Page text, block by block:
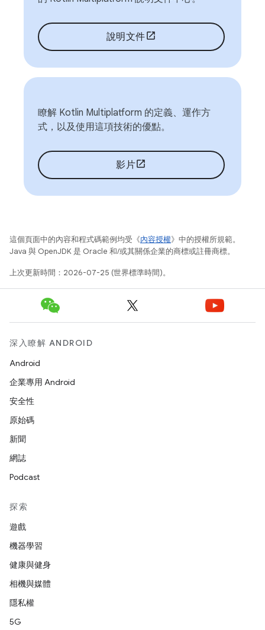
說明文件
瞭解 Kotlin Multiplatform 的定義、運作方
式，以及使用這項技術的優點。
影片
這個頁面中的內容和程式碼範例均受《內容授權》中的授權所規範。
Java 與 OpenJDK 是 Oracle 和/或其關係企業的商標或註冊商標。
上次更新時間：2026-07-25 (世界標準時間)。
深入瞭解 ANDROID
Android
企業專用 Android
安全性
原始碼
新聞
網誌
Podcast
探索
遊戲
機器學習
健康與健身
相機與媒體
隱私權
5G